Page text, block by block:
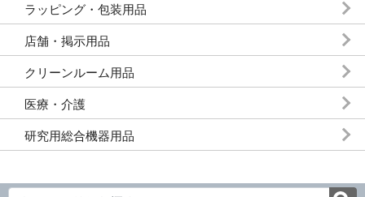
ラッピング・包装用品
店舗・掲示用品
クリーンルーム用品
医療・介護
研究用総合機器用品